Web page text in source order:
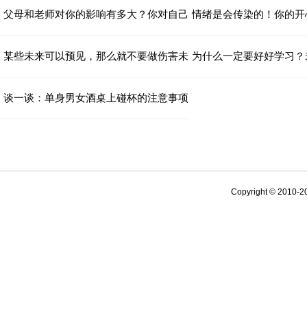
父母和老师对你的影响有多大？你对自己的定位情绪是会传染的！你的
某些未来可以预见，那么就不要做伤害未来的事为什么一定要好好学习
谈一谈：单身男女酒桌上碰杯的注意事项
Copyright © 2010-